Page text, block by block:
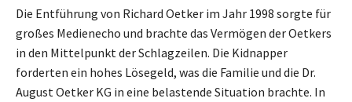
Die Entführung von Richard Oetker im Jahr 1998 sorgte für
großes Medienecho und brachte das Vermögen der Oetkers
in den Mittelpunkt der Schlagzeilen. Die Kidnapper
forderten ein hohes Lösegeld, was die Familie und die Dr.
August Oetker KG in eine belastende Situation brachte. In